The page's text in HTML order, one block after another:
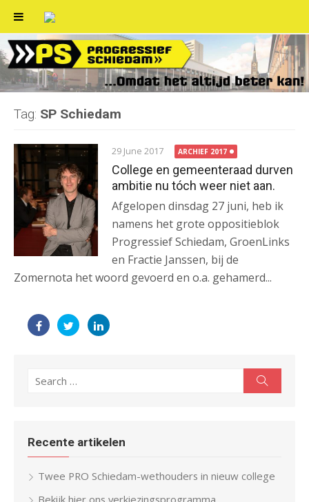
Skip
to
content
Tag: SP Schiedam
29 June 2017 ARCHIEF 2017
College en gemeenteraad durven
ambitie nu tóch weer niet aan.
Afgelopen dinsdag 27 juni, heb ik
namens het grote oppositieblok
Progressief Schiedam, GroenLinks
en Fractie Janssen, bij de
Zomernota het woord gevoerd en o.a. gehamerd...
for:
Recente artikelen
Twee PRO Schiedam-wethouders in nieuw college
Bekijk hier ons verkiezingsprogramma